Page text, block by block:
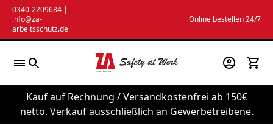
Zum
Inhalt
springen
0340-2209684 |
info@za-
arbeitsschutz.de
Online bestellen 24/7
Kauf auf Rechnung / Versandkostenfrei ab 150€
netto. Verkauf ausschließlich an Gewerbetreibene.